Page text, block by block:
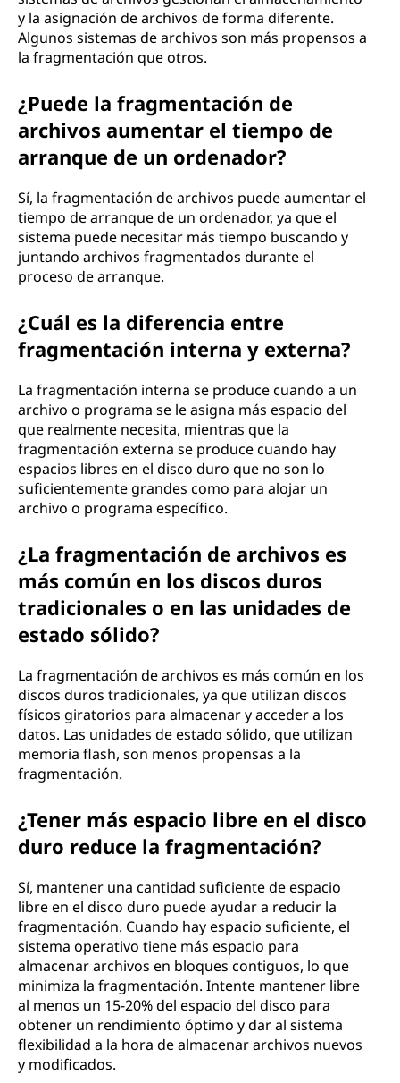
y la asignación de archivos de forma diferente.
Algunos sistemas de archivos son más propensos a
la fragmentación que otros.
¿Puede la fragmentación de
archivos aumentar el tiempo de
arranque de un ordenador?
Sí, la fragmentación de archivos puede aumentar el
tiempo de arranque de un ordenador, ya que el
sistema puede necesitar más tiempo buscando y
juntando archivos fragmentados durante el
proceso de arranque.
¿Cuál es la diferencia entre
fragmentación interna y externa?
La fragmentación interna se produce cuando a un
archivo o programa se le asigna más espacio del
que realmente necesita, mientras que la
fragmentación externa se produce cuando hay
espacios libres en el disco duro que no son lo
suficientemente grandes como para alojar un
archivo o programa específico.
¿La fragmentación de archivos es
más común en los discos duros
tradicionales o en las unidades de
estado sólido?
La fragmentación de archivos es más común en los
discos duros tradicionales, ya que utilizan discos
físicos giratorios para almacenar y acceder a los
datos. Las unidades de estado sólido, que utilizan
memoria flash, son menos propensas a la
fragmentación.
¿Tener más espacio libre en el disco
duro reduce la fragmentación?
Sí, mantener una cantidad suficiente de espacio
libre en el disco duro puede ayudar a reducir la
fragmentación. Cuando hay espacio suficiente, el
sistema operativo tiene más espacio para
almacenar archivos en bloques contiguos, lo que
minimiza la fragmentación. Intente mantener libre
al menos un 15-20% del espacio del disco para
obtener un rendimiento óptimo y dar al sistema
flexibilidad a la hora de almacenar archivos nuevos
y modificados.